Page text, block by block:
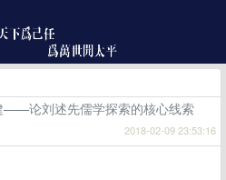
——论刘述先儒学探索的核心线索
2018-02-09 23:53:16